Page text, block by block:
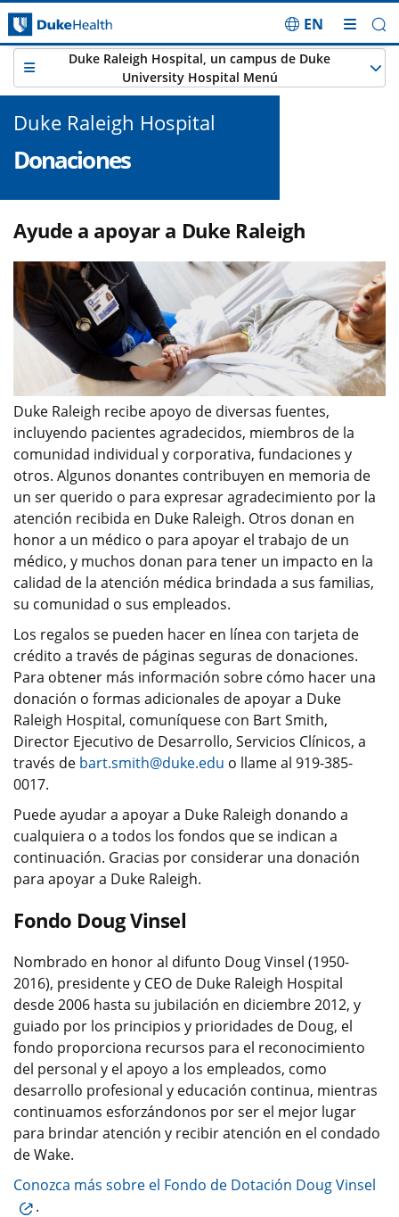
Saltar navegación
EN
Duke Raleigh Hospital
Donaciones
Duke Raleigh Hospital, un campus de Duke
University Hospital Menú
Ayude a apoyar a Duke Raleigh
Duke Raleigh recibe apoyo de diversas fuentes,
incluyendo pacientes agradecidos, miembros de la
comunidad individual y corporativa, fundaciones y
otros. Algunos donantes contribuyen en memoria de
un ser querido o para expresar agradecimiento por la
atención recibida en Duke Raleigh. Otros donan en
honor a un médico o para apoyar el trabajo de un
médico, y muchos donan para tener un impacto en la
calidad de la atención médica brindada a sus familias,
su comunidad o sus empleados.
Los regalos se pueden hacer en línea con tarjeta de
crédito a través de páginas seguras de donaciones.
Para obtener más información sobre cómo hacer una
donación o formas adicionales de apoyar a Duke
Raleigh Hospital, comuníquese con Bart Smith,
Director Ejecutivo de Desarrollo, Servicios Clínicos, a
través de bart.smith@duke.edu o llame al 919-385-
0017.
Puede ayudar a apoyar a Duke Raleigh donando a
cualquiera o a todos los fondos que se indican a
continuación. Gracias por considerar una donación
para apoyar a Duke Raleigh.
Fondo Doug Vinsel
Nombrado en honor al difunto Doug Vinsel (1950-
2016), presidente y CEO de Duke Raleigh Hospital
desde 2006 hasta su jubilación en diciembre 2012, y
guiado por los principios y prioridades de Doug, el
fondo proporciona recursos para el reconocimiento
del personal y el apoyo a los empleados, como
desarrollo profesional y educación continua, mientras
continuamos esforzándonos por ser el mejor lugar
para brindar atención y recibir atención en el condado
de Wake.
Conozca más sobre el Fondo de Dotación Doug Vinsel
.